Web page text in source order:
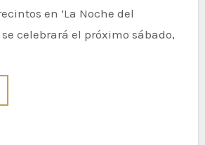
en ‘La Noche del
celebrará el próximo sábado,